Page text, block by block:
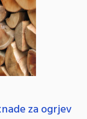
za ogrjev